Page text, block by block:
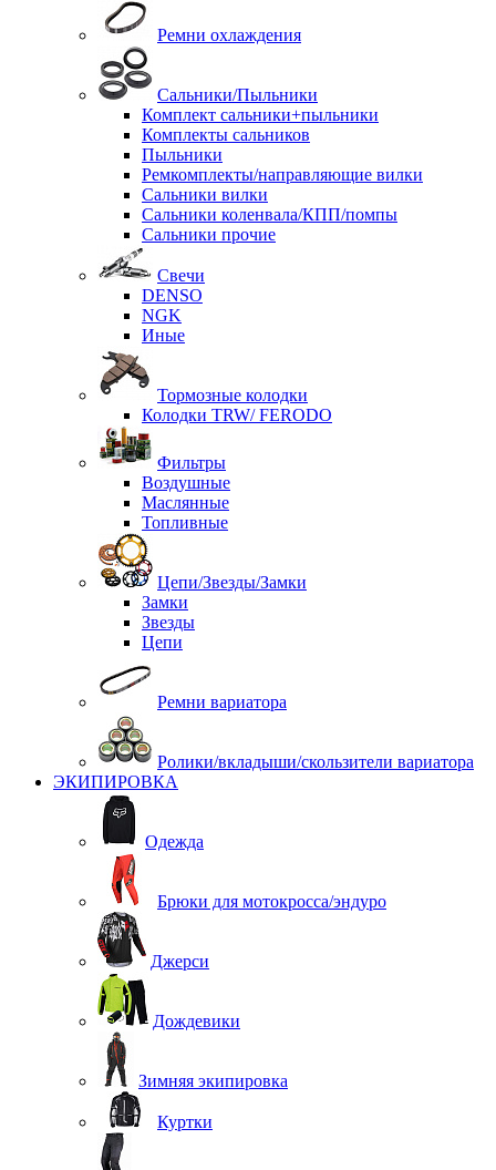
Ремни охлаждения
Сальники/Пыльники
Комплект сальники+пыльники
Комплекты сальников
Пыльники
Ремкомплекты/направляющие вилки
Сальники вилки
Сальники коленвала/КПП/помпы
Сальники прочие
Свечи
DENSO
NGK
Иные
Тормозные колодки
Колодки TRW/ FERODO
Фильтры
Воздушные
Маслянные
Топливные
Цепи/Звезды/Замки
Замки
Звезды
Цепи
Ремни вариатора
Ролики/вкладыши/скользители вариатора
ЭКИПИРОВКА
Одежда
Брюки для мотокросса/эндуро
Джерси
Дождевики
Зимняя экипировка
Куртки